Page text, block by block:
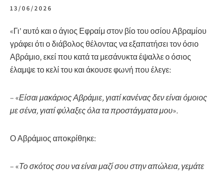
13/06/2026
«Γι’ αυτό και ο άγιος Εφραίμ στον βίο του οσίου Αβραμίου
γράφει ότι ο διάβολος θέλοντας να εξαπατήσει τον όσιο
Αβράμιο, εκεί που κατά τα μεσάνυκτα έψαλλε ο όσιος
έλαμψε το κελί του και άκουσε φωνή που έλεγε:
– «Είσαι μακάριος Αβράμιε, γιατί κανένας δεν είναι όμοιος
με σένα, γιατί φύλαξες όλα τα προστάγματα μου».
Ο Αβράμιος αποκρίθηκε:
– «Το σκότος σου να είναι μαζί σου στην απώλεια, γεμάτε